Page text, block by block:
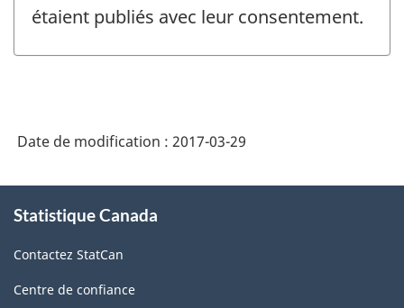
étaient publiés avec leur consentement.
Date de modification : 2017-03-29
propos
ce
site
Statistique Canada
Contactez StatCan
Centre de confiance